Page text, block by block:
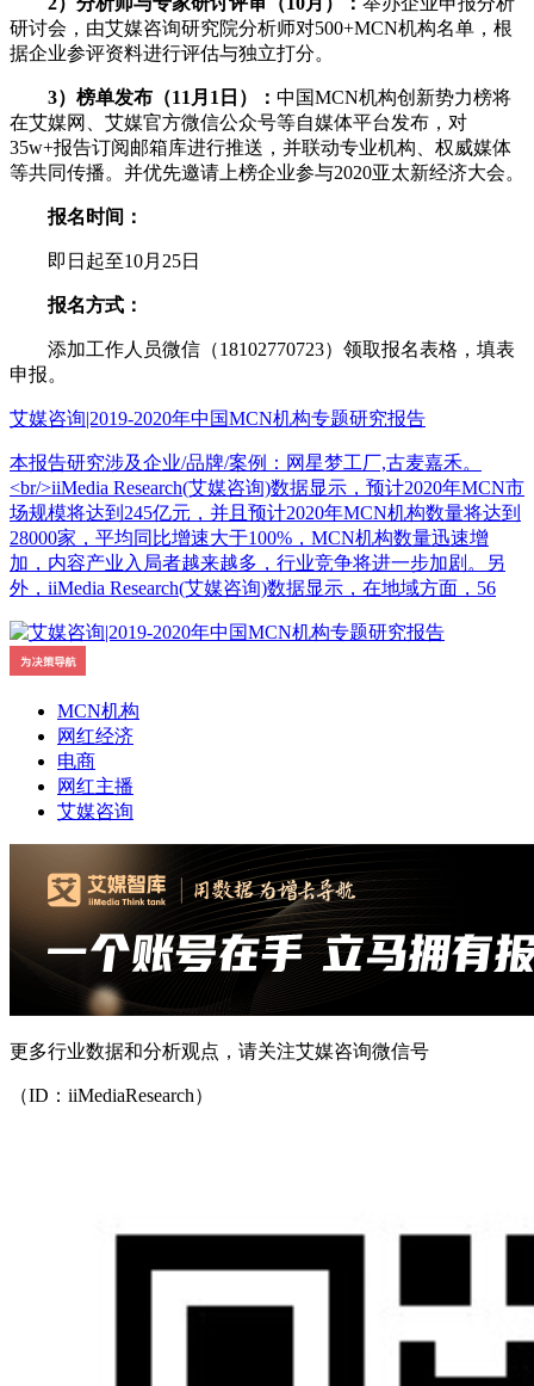
研讨会，由艾媒咨询研究院分析师对500+MCN机构名单，根
据企业参评资料进行评估与独立打分。
3）榜单发布（11月1日）： 中国MCN机构创新势力榜将
在艾媒网、艾媒官方微信公众号等自媒体平台发布，对
35w+报告订阅邮箱库进行推送，并联动专业机构、权威媒体
等共同传播。并优先邀请上榜企业参与2020亚太新经济大会。
报名时间：
即日起至10月25日
报名方式：
添加工作人员微信（18102770723）领取报名表格，填表
申报。
艾媒咨询|2019-2020年中国MCN机构专题研究报告
本报告研究涉及企业/品牌/案例：网星梦工厂,古麦嘉禾。
<br/>iiMedia Research(艾媒咨询)数据显示，预计2020年MCN市
场规模将达到245亿元，并且预计2020年MCN机构数量将达到
28000家，平均同比增速大于100%，MCN机构数量迅速增
加，内容产业入局者越来越多，行业竞争将进一步加剧。另
外，iiMedia Research(艾媒咨询)数据显示，在地域方面，56
MCN机构
网红经济
电商
网红主播
艾媒咨询
更多行业数据和分析观点，请关注艾媒咨询微信号
（ID：iiMediaResearch）